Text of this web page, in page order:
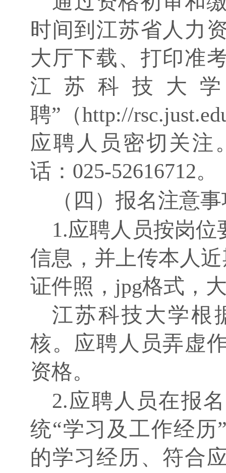
时间到江苏省人力
大厅下载、打印准
江苏科技大
聘”（http://
应聘人员密切关注
话：025-52616712。
（四）报名注意
1.应聘人员按岗
信息，并上传本人
证件照，jpg格式，
江苏科技大学根
核。应聘人员弄虚
资格。
2.应聘人员在报
统“学习及工作经
的学习经历、符合